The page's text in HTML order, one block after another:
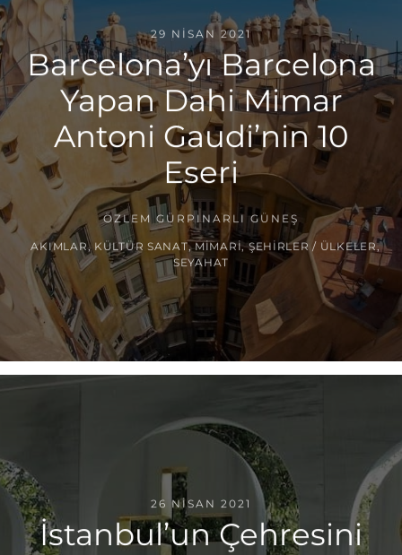
29 NISAN 2021
Barcelona’yı Barcelona
Yapan Dahi Mimar
Antoni Gaudi’nin 10
Eseri
ÖZLEM GÜRPINARLI GÜNEŞ
AKIMLAR, KÜLTÜR SANAT,MIMARI,ŞEHIRLER / ÜLKELER,
SEYAHAT
26 NISAN 2021
İstanbul’un Çehresini